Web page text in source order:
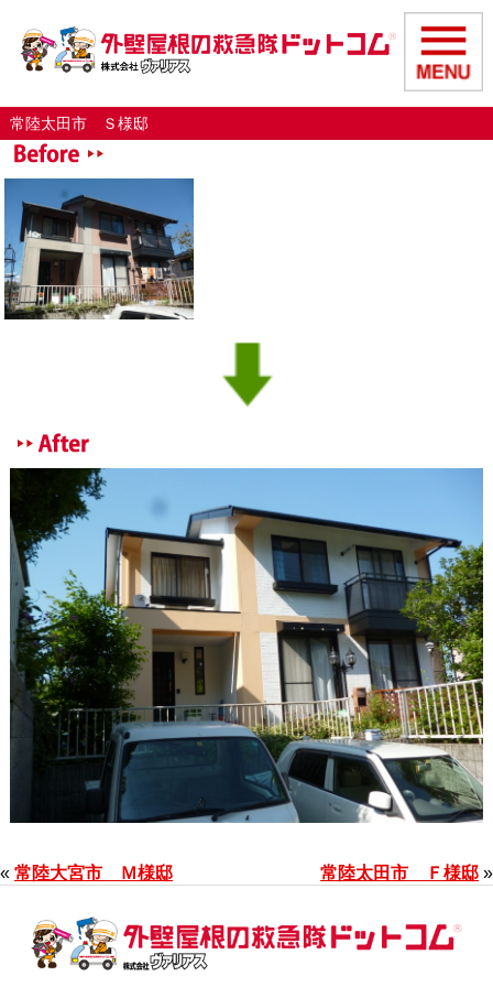
常陸太田市 Ｓ様邸
« 常陸大宮市 Ｍ様邸 常陸太田市 Ｆ様邸 »